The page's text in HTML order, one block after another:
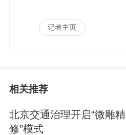
记者主页
相关推荐
北京交通治理开启“微雕精
修”模式